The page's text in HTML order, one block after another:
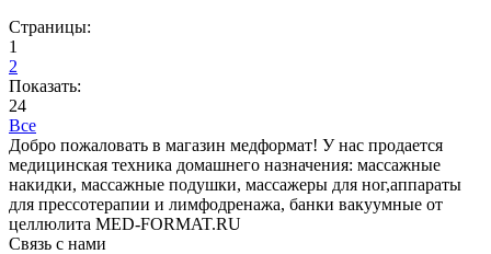
Страницы:
1
2
Показать:
24
Все
Добро пожаловать в магазин медформат! У нас продается
медицинская техника домашнего назначения: массажные
накидки, массажные подушки, массажеры для ног,аппараты
для прессотерапии и лимфодренажа, банки вакуумные от
целлюлита MED-FORMAT.RU
Связь с нами